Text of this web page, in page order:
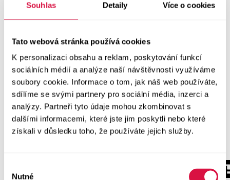
Souhlas Detaily Více o cookies
Tato webová stránka používá cookies
K personalizaci obsahu a reklam, poskytování funkcí
sociálních médií a analýze naší návštěvnosti využíváme
soubory cookie. Informace o tom, jak náš web používáte,
sdílíme se svými partnery pro sociální média, inzerci a
analýzy. Partneři tyto údaje mohou zkombinovat s
dalšími informacemi, které jste jim poskytli nebo které
získali v důsledku toho, že používáte jejich služby.
Nutné